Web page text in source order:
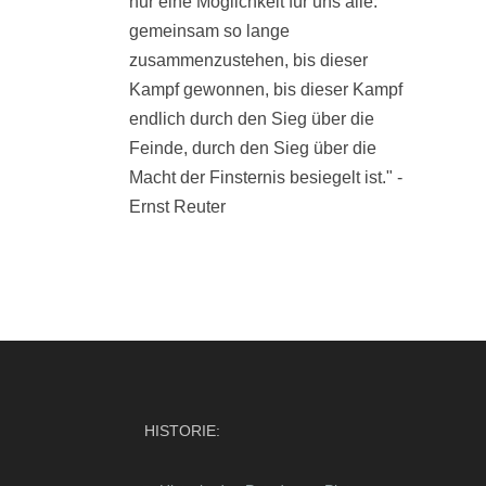
gemeinsam so lange
zusammenzustehen, bis dieser
Kampf gewonnen, bis dieser Kampf
endlich durch den Sieg über die
Feinde, durch den Sieg über die
Macht der Finsternis besiegelt ist." -
Ernst Reuter
HISTORIE: